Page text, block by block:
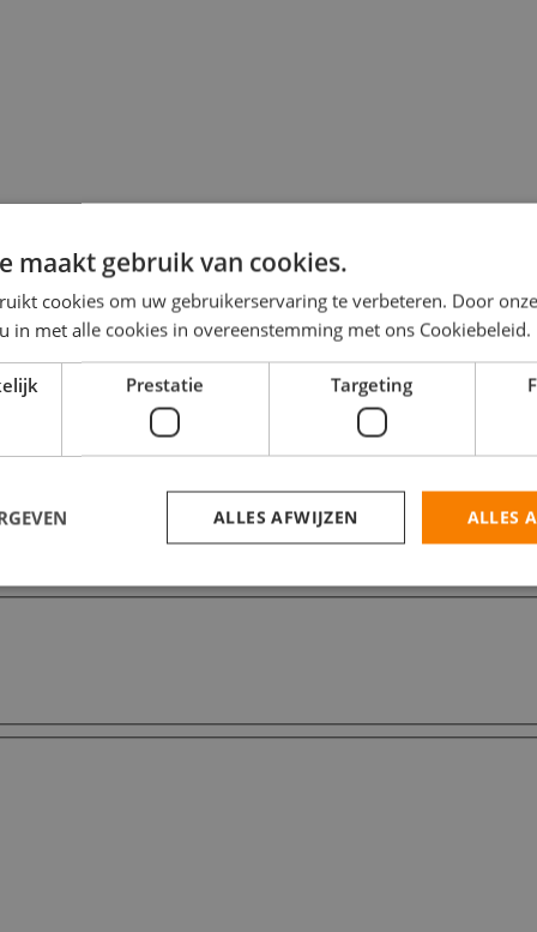
maakt gebruik van cookies.
cookies om uw gebruikerservaring te verbeteren. Door
in met alle cookies in overeenstemming met ons Cookiebeleid.
Prestatie Targeting
ALLES
ALLES AFWIJZEN